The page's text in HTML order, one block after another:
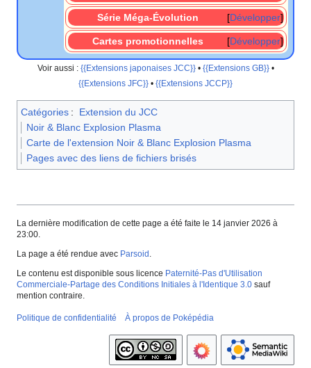
Développer
Série Méga-Évolution
Développer
Cartes promotionnelles
Voir aussi : {{Extensions japonaises JCC}}• {{Extensions GB}}•
{{Extensions JFC}} • {{Extensions JCCP}}
Catégories :
Extension du JCC
Noir & Blanc Explosion Plasma
Carte de l'extension Noir & Blanc Explosion Plasma
Pages avec des liens de fichiers brisés
La dernière modification de cette page a été faite le 14 janvier 2026 à
23:00.
La page a été rendue avec Parsoid
Le contenu est disponible sous licence Paternité-Pas d'Utilisation
Commerciale-Partage des Conditions Initiales à l'Identique 3.0 sauf
mention contraire.
Politique de confidentialité À propos de Poképédia